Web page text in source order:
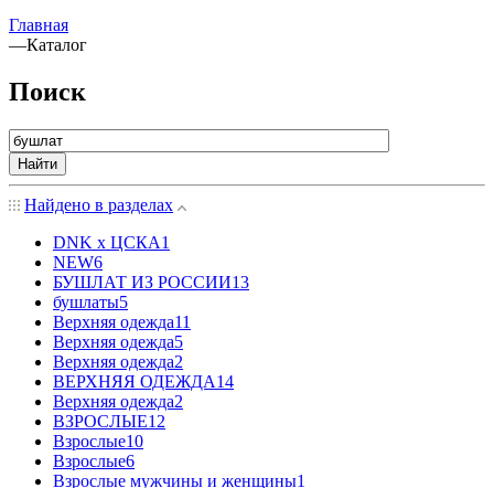
Главная
—Каталог
Поиск
Найти
Найдено в разделах
DNK x ЦСКА1
NEW6
БУШЛАТ ИЗ РОССИИ13
бушлаты5
Верхняя одежда11
Верхняя одежда5
Верхняя одежда2
ВЕРХНЯЯ ОДЕЖДА14
Верхняя одежда2
ВЗРОСЛЫЕ12
Взрослые10
Взрослые6
Взрослые мужчины и женщины1